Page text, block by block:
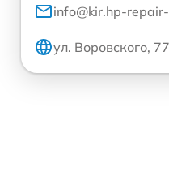
info@kir.hp-
ул. Воровского, 77